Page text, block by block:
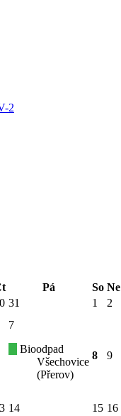
2
Pá So Ne
31 1
2
7
Bioodpad
Všechovice
(Přerov)
8 9
14 15 16